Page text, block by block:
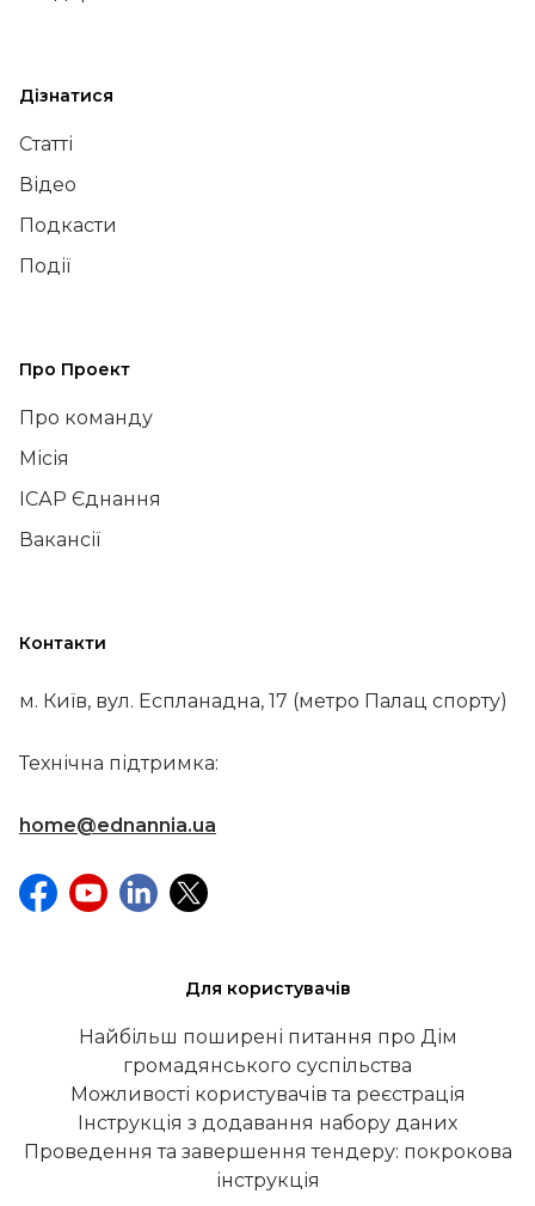
Дізнатися
Статті
Відео
Подкасти
Події
Про Проект
Про команду
Місія
ІСАР Єднання
Вакансії
Контакти
м. Київ, вул. Еспланадна, 17 (метро Палац спорту)
Технічна підтримка:
home@ednannia.ua
Для користувачів
Найбільш поширені питання про Дім
громадянського суспільства
Можливості користувачів та реєстрація
Інструкція з додавання набору даних
Проведення та завершення тендеру: покрокова
інструкція